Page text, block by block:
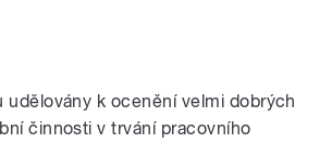
udělovány k ocenění velmi dobrých
činnosti v trvání pracovního